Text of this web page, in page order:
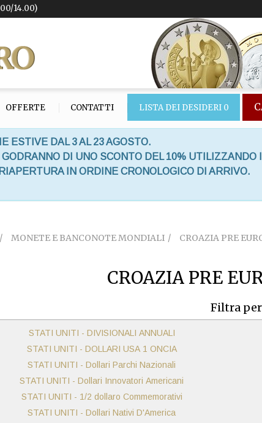
14.00)
OFFERTE CONTATTI LISTA DEI DESIDERI 0
ESTIVE DAL 3 AL 23 AGOSTO.
DI UNO SCONTO DEL 10% UTILIZZANDO
IN ORDINE CRONOLOGICO DI ARRIVO.
MONETE E BANCONOTE MONDIALI CROAZIA PRE
CROAZIA PRE
Filtra per
STATI UNITI - DIVISIONALI ANNUALI
STATI UNITI - DOLLARI USA 1 ONCIA
STATI UNITI - Dollari Parchi Nazionali
STATI UNITI - Dollari Innovatori Americani
STATI UNITI - 1/2 dollaro Commemorativi
STATI UNITI - Dollari Nativi D'America